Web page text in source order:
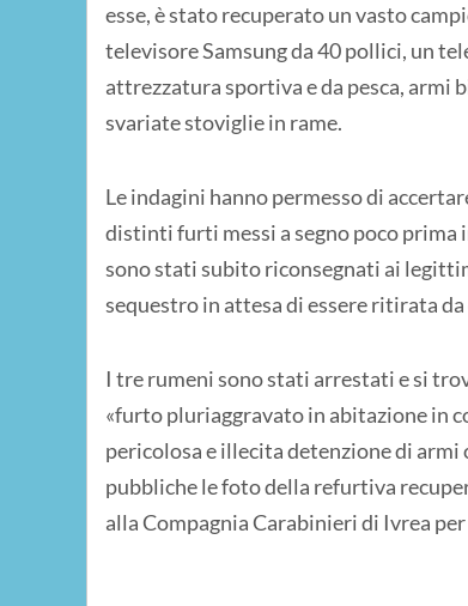
esse, è stato recuperato un vasto
televisore Samsung da 40 pollici, un
attrezzatura sportiva e da pesca, armi
svariate stoviglie in rame.
Le indagini hanno permesso di
distinti furti messi a segno poco
sono stati subito riconsegnati ai
sequestro in attesa di essere ritirata
I tre rumeni sono stati arrestati e si
«furto pluriaggravato in abitazione in
pericolosa e illecita detenzione di armi
pubbliche le foto della refurtiva
alla Compagnia Carabinieri di Ivrea